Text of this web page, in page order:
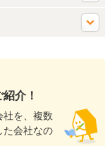
介！
社を、複数
た会社なの